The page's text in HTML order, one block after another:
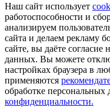
Наш сайт использует
работоспособности и
анализируем
сайта и делаем рекламу
сайте, вы даёте
данных. Вы можете
настройках браузера в
применяются
обработке
конфиденциальности.